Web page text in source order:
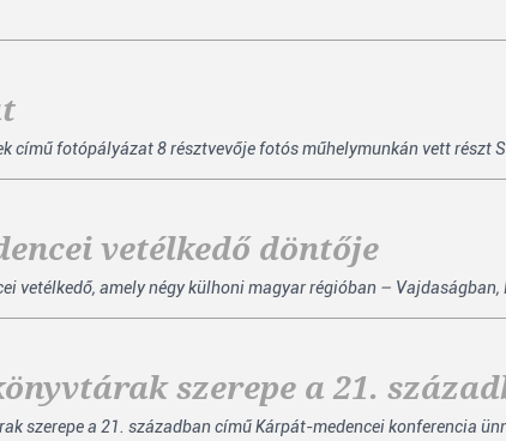
című fotópályázat 8 résztvevője fotós műhelymunkán vett részt
vetélkedő döntője
vetélkedő, amely négy külhoni magyar régióban – Vajdaságban,
szerepe a 21.
szerepe a 21. században című Kárpát-medencei konferencia